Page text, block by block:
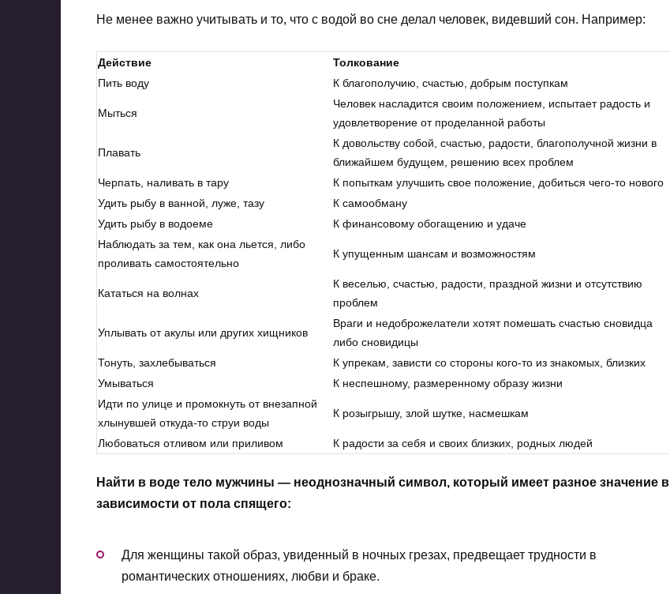
Не менее важно учитывать и то, что с водой во сне делал человек, видевший сон. Например:
Действие
Толкование
Пить воду
К благополучию, счастью, добрым поступкам
Мыться
Человек насладится своим положением, испытает радость и
удовлетворение от проделанной работы
Плавать
К довольству собой, счастью, радости, благополучной жизни в
ближайшем будущем, решению всех проблем
Черпать, наливать в тару
К попыткам улучшить свое положение, добиться чего-то нового
Удить рыбу в ванной, луже, тазу
К самообману
Удить рыбу в водоеме
К финансовому обогащению и удаче
Наблюдать за тем, как она льется, либо
проливать самостоятельно
К упущенным шансам и возможностям
Кататься на волнах
К веселью, счастью, радости, праздной жизни и отсутствию
проблем
Уплывать от акулы или других хищников
Враги и недоброжелатели хотят помешать счастью сновидца
либо сновидицы
Тонуть, захлебываться
К упрекам, зависти со стороны кого-то из знакомых, близких
Умываться
К неспешному, размеренному образу жизни
Идти по улице и промокнуть от внезапной
хлынувшей откуда-то струи воды
К розыгрышу, злой шутке, насмешкам
Любоваться отливом или приливом К радости за себя и своих близких, родных людей
Найти в воде тело мужчины — неоднозначный символ, который имеет разное значение в
зависимости от пола спящего:
Для женщины такой образ, увиденный в ночных грезах, предвещает трудности в
романтических отношениях, любви и браке.